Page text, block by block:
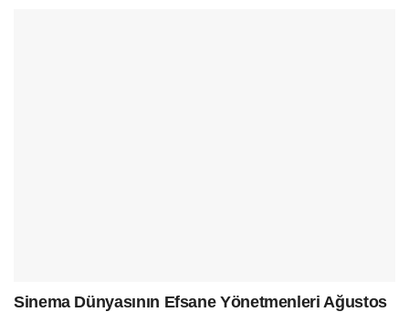
Sinema Dünyasının Efsane Yönetmenleri Ağustos